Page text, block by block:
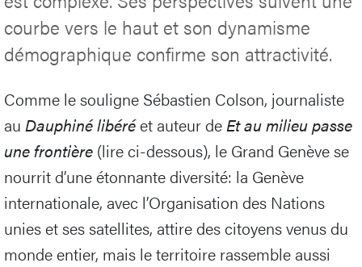
courbe vers le haut et son dynamisme
démographique confirme son attractivité.
Comme le souligne Sébastien Colson, journaliste
au Dauphiné libéréet auteur deEt au milieu passe
une frontière (lire ci-dessous), le Grand Genève se
nourrit d’une étonnante diversité: la Genève
internationale, avec l’Organisation des Nations
unies et ses satellites, attire des citoyens venus du
monde entier, mais le territoire rassemble aussi